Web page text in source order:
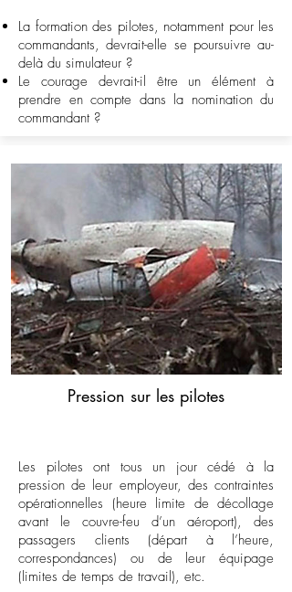
La formation des pilotes, notamment pour les
commandants, devrait-elle se poursuivre au-
delà du simulateur ?
Le courage devrait-il être un élément à
prendre en compte dans la nomination du
commandant ?
Pression sur les pilotes
Les pilotes ont tous un jour cédé à la
pression de leur employeur, des contraintes
opérationnelles (heure limite de décollage
avant le couvre-feu d’un aéroport), des
passagers clients (départ à l’heure,
correspondances) ou de leur équipage
(limites de temps de travail), etc.